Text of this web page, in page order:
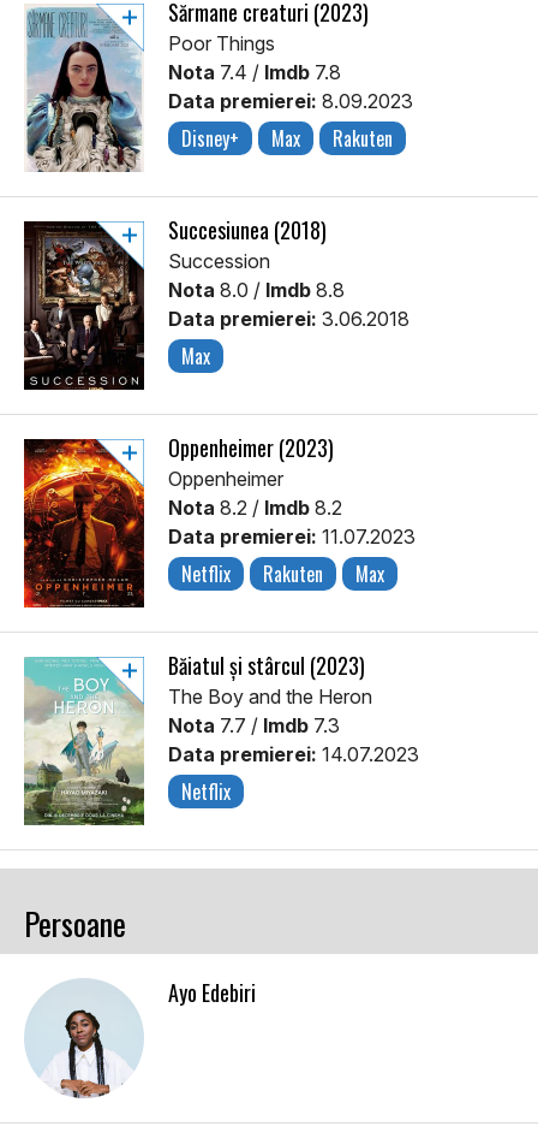
Sărmane creaturi (2023)
Poor Things
Nota 7.4 / Imdb 7.8
Data premierei: 8.09.2023
Disney+ Max Rakuten
Succesiunea (2018)
Succession
Nota 8.0 / Imdb 8.8
Data premierei: 3.06.2018
Max
Oppenheimer (2023)
Oppenheimer
Nota 8.2 / Imdb 8.2
Data premierei: 11.07.2023
Netflix Rakuten Max
Băiatul și stârcul (2023)
The Boy and the Heron
Nota 7.7 / Imdb 7.3
Data premierei: 14.07.2023
Netflix
Persoane
Ayo Edebiri